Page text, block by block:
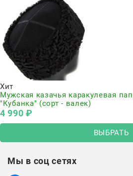
Хит
Мужская казачья каракулевая
"Кубанка" (сорт - валек)
4 990 ₽
ВЫБРАТЬ
Мы в соц сетях